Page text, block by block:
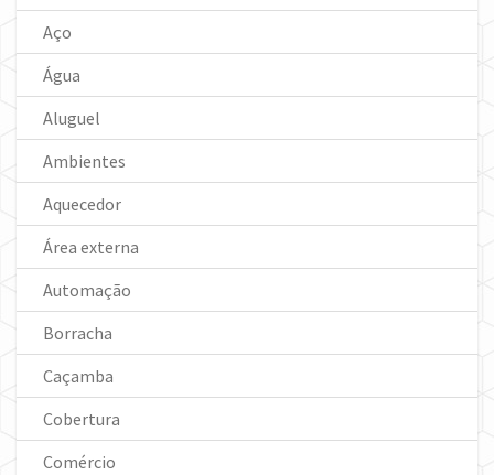
Aço
Água
Aluguel
Ambientes
Aquecedor
Área externa
Automação
Borracha
Caçamba
Cobertura
Comércio